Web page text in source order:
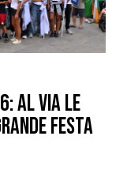
al via le
festa